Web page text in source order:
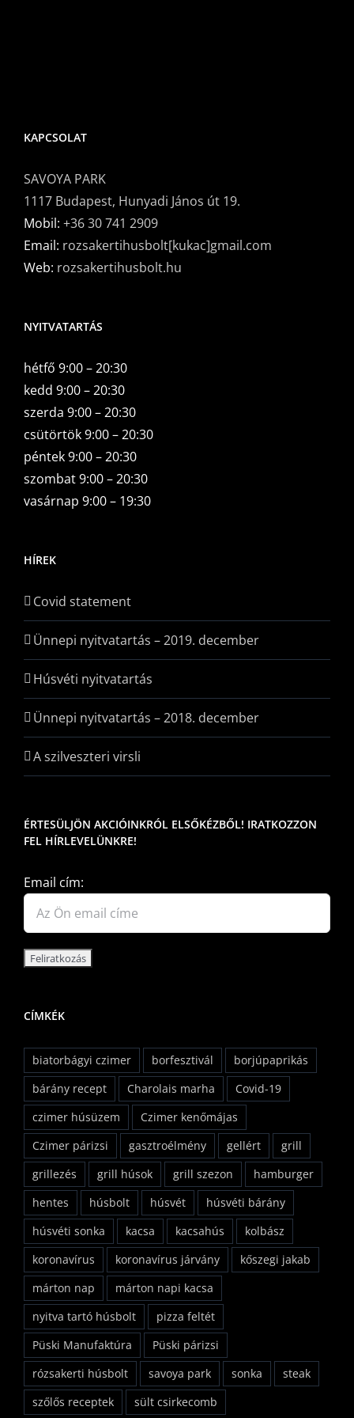
KAPCSOLAT
SAVOYA PARK
1117 Budapest, Hunyadi János út 19.
Mobil: +36 30 741 2909
Email: rozsakertihusbolt[kukac]gmail.com
Web: rozsakertihusbolt.hu
NYITVATARTÁS
hétfő 9:00 – 20:30
kedd 9:00 – 20:30
szerda 9:00 – 20:30
csütörtök 9:00 – 20:30
péntek 9:00 – 20:30
szombat 9:00 – 20:30
vasárnap 9:00 – 19:30
HÍREK
Covid statement
Ünnepi nyitvatartás – 2019. december
Húsvéti nyitvatartás
Ünnepi nyitvatartás – 2018. december
A szilveszteri virsli
ÉRTESÜLJÖN AKCIÓINKRÓL ELSŐKÉZBŐL! IRATKOZZON
FEL HÍRLEVELÜNKRE!
Email cím:
CÍMKÉK
biatorbágyi czimer borfesztivál
borjúpaprikás
bárány recept
Charolais marha
Covid-19
czimer húsüzem
Czimer kenőmájas
Czimer párizsi
gasztroélmény gellért
grill
grillezés
grill húsok grill szezon
hamburger
hentes
húsbolt húsvét
húsvéti bárány
húsvéti sonka
kacsa kacsahús
kolbász
koronavírus
koronavírus járvány
kőszegi jakab
márton nap
márton napi kacsa
nyitva tartó húsbolt
pizza feltét
Püski Manufaktúra
Püski párizsi
rózsakerti húsbolt
savoya park sonka
steak
szőlős receptek
sült csirkecomb